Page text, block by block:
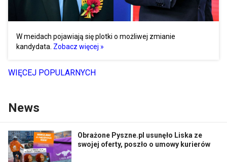
W meidach pojawiają się plotki o możliwej zmianie
kandydata. Zobacz więcej »
WIĘCEJ POPULARNYCH
News
Obrażone Pyszne.pl usunęło Liska ze
swojej oferty, poszło o umowy kurierów